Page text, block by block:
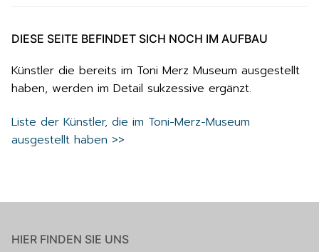
DIESE SEITE BEFINDET SICH NOCH IM AUFBAU
Künstler die bereits im Toni Merz Museum ausgestellt
haben, werden im Detail sukzessive ergänzt.
Liste der Künstler, die im Toni-Merz-Museum
ausgestellt haben >>
HIER FINDEN SIE UNS